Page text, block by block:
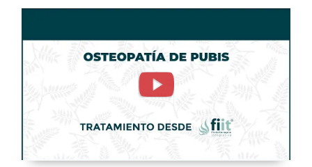
Osteopatía
de
Tratamiento
de